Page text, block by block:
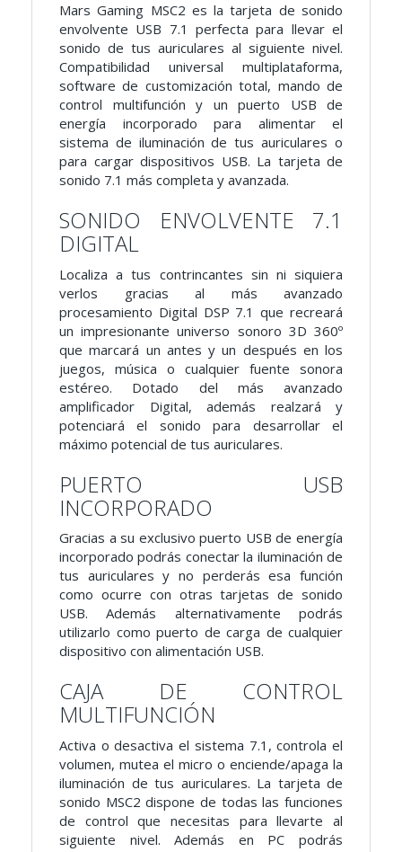
Mars Gaming MSC2 es la tarjeta de sonido
envolvente USB 7.1 perfecta para llevar el
sonido de tus auriculares al siguiente nivel.
Compatibilidad universal multiplataforma,
software de customización total, mando de
control multifunción y un puerto USB de
energía incorporado para alimentar el
sistema de iluminación de tus auriculares o
para cargar dispositivos USB. La tarjeta de
sonido 7.1 más completa y avanzada.
SONIDO ENVOLVENTE 7.1
DIGITAL
Localiza a tus contrincantes sin ni siquiera
verlos gracias al más avanzado
procesamiento Digital DSP 7.1 que recreará
un impresionante universo sonoro 3D 360º
que marcará un antes y un después en los
juegos, música o cualquier fuente sonora
estéreo. Dotado del más avanzado
amplificador Digital, además realzará y
potenciará el sonido para desarrollar el
máximo potencial de tus auriculares.
PUERTO USB
INCORPORADO
Gracias a su exclusivo puerto USB de energía
incorporado podrás conectar la iluminación de
tus auriculares y no perderás esa función
como ocurre con otras tarjetas de sonido
USB. Además alternativamente podrás
utilizarlo como puerto de carga de cualquier
dispositivo con alimentación USB.
CAJA DE CONTROL
MULTIFUNCIÓN
Activa o desactiva el sistema 7.1, controla el
volumen, mutea el micro o enciende/apaga la
iluminación de tus auriculares. La tarjeta de
sonido MSC2 dispone de todas las funciones
de control que necesitas para llevarte al
siguiente nivel. Además en PC podrás